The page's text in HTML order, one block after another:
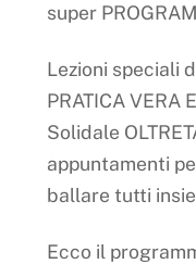
super
Lezioni speciali
PRATICA VERA
Solidale
appuntamenti
ballare tutti
Ecco il